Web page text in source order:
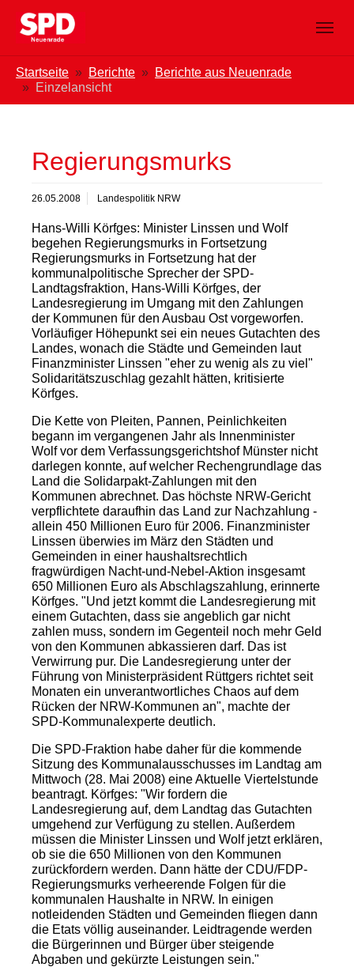
Startseite Berichte
Berichte aus Neuenrade
Einzelansicht
Regierungsmurks
26.05.2008 Landespolitik NRW
Hans-Willi Körfges: Minister Linssen und Wolf
begehen Regierungsmurks in Fortsetzung
Regierungsmurks in Fortsetzung hat der
kommunalpolitische Sprecher der SPD-
Landtagsfraktion, Hans-Willi Körfges, der
Landesregierung im Umgang mit den Zahlungen
der Kommunen für den Ausbau Ost vorgeworfen.
Vorläufiger Höhepunkt sei ein neues Gutachten des
Landes, wonach die Städte und Gemeinden laut
Finanzminister Linssen "eher zu wenig als zu viel"
Solidaritätszuschlag gezahlt hätten, kritisierte
Körfges.
Die Kette von Pleiten, Pannen, Peinlichkeiten
begann im vergangenen Jahr als Innenminister
Wolf vor dem Verfassungsgerichtshof Münster nicht
darlegen konnte, auf welcher Rechengrundlage das
Land die Solidarpakt-Zahlungen mit den
Kommunen abrechnet. Das höchste NRW-Gericht
verpflichtete daraufhin das Land zur Nachzahlung -
allein 450 Millionen Euro für 2006. Finanzminister
Linssen überwies im März den Städten und
Gemeinden in einer haushaltsrechtlich
fragwürdigen Nacht-und-Nebel-Aktion insgesamt
650 Millionen Euro als Abschlagszahlung, erinnerte
Körfges. "Und jetzt kommt die Landesregierung mit
einem Gutachten, dass sie angeblich gar nicht
zahlen muss, sondern im Gegenteil noch mehr Geld
von den Kommunen abkassieren darf. Das ist
Verwirrung pur. Die Landesregierung unter der
Führung von Ministerpräsident Rüttgers richtet seit
Monaten ein unverantwortliches Chaos auf dem
Rücken der NRW-Kommunen an", machte der
SPD-Kommunalexperte deutlich.
Die SPD-Fraktion habe daher für die kommende
Sitzung des Kommunalausschusses im Landtag am
Mittwoch (28. Mai 2008) eine Aktuelle Viertelstunde
beantragt. Körfges: "Wir fordern die
Landesregierung auf, dem Landtag das Gutachten
umgehend zur Verfügung zu stellen. Außerdem
müssen die Minister Linssen und Wolf jetzt erklären,
ob sie die 650 Millionen von den Kommunen
zurückfordern werden. Dann hätte der CDU/FDP-
Regierungsmurks verheerende Folgen für die
kommunalen Haushalte in NRW. In einigen
notleidenden Städten und Gemeinden fliegen dann
die Etats völlig auseinander. Leidtragende werden
die Bürgerinnen und Bürger über steigende
Abgaben und gekürzte Leistungen sein."